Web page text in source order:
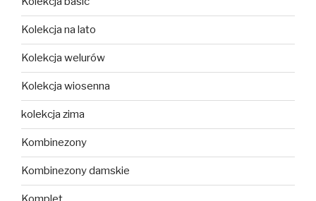
Kolekcja na lato
Kolekcja welurów
Kolekcja wiosenna
kolekcja zima
Kombinezony
Kombinezony damskie